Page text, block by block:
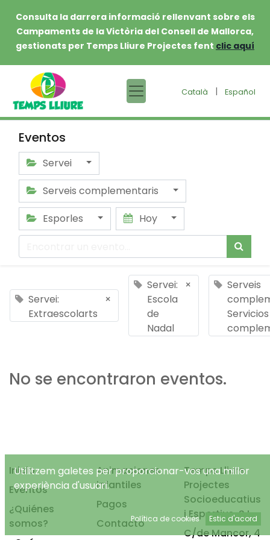
Consulta la darrera informació rellenvant sobre els
Campaments de la Victòria del Consell de Mallorca,
gestionats per Temps Lliure Projectes fent clic aquí
Català | Español
Eventos
Servei
Serveis complementaris
Esporles
Hoy
Servei:
Extraescolarts
×
Servei:
Escola
de
Nadal
×
Serveis
Servicios
No se encontraron eventos.
Inicio
Eventos
¿Quiénes
somos?
Animaciones
infantiles
Pagos
Contacto
Temps Lliure
Projectes
Socioeducatius
i Esportius, S.L.
C/de Mancor, 4
Utilitzem galetes per proporcionar-vos una millor
experiència d'usuari.
Política de cookies Estic d'acord